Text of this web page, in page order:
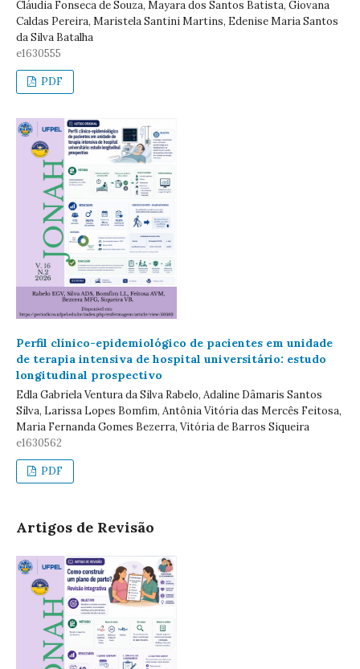
Cláudia Fonseca de Souza, Mayara dos Santos Batista, Giovana
Caldas Pereira, Maristela Santini Martins, Edenise Maria Santos
da Silva Batalha
e1630555
PDF
Perfil clínico-epidemiológico de pacientes em unidade
de terapia intensiva de hospital universitário: estudo
longitudinal prospectivo
Edla Gabriela Ventura da Silva Rabelo, Adaline Dâmaris Santos
Silva, Larissa Lopes Bomfim, Antônia Vitória das Mercês Feitosa,
Maria Fernanda Gomes Bezerra, Vitória de Barros Siqueira
e1630562
PDF
Artigos de Revisão